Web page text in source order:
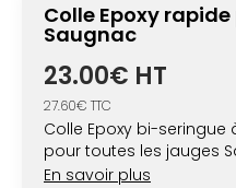
Colle Epoxy
Saugnac
23.00€ HT
27.60€ TTC
Colle Epoxy bi-
pour toutes les jauges
optimale en 90 secondes
En savoir plus